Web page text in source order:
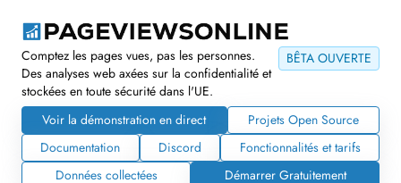
BÊTA OUVERTE
Comptez les pages vues, pas les personnes.
Des analyses web axées sur la confidentialité et
stockées en toute sécurité dans l'UE.
Voir la démonstration en direct
Projets Open Source
Documentation
Discord
Fonctionnalités et tarifs
Données collectées
Démarrer Gratuitement